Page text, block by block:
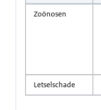
Zoönosen
Letselschade